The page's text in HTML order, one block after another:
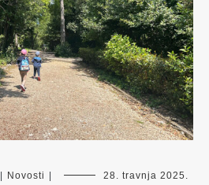
Novosti 28. travnja 2025.